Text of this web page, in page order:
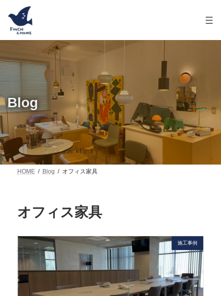
ツ
ス
キ
ッ
プ
シ
ン
に
移
動
Blog
HOME Blog オフィス家具
オフィス家具
施工事例